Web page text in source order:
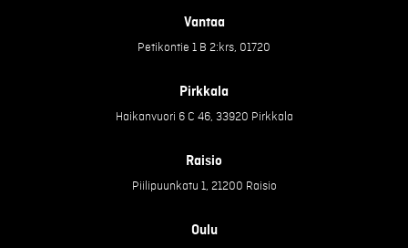
Vantaa
Petikontie 1 B 2:krs, 01720
Pirkkala
Haikanvuori 6 C 46, 33920 Pirkkala
Raisio
Piilipuunkatu 1, 21200 Raisio
Oulu